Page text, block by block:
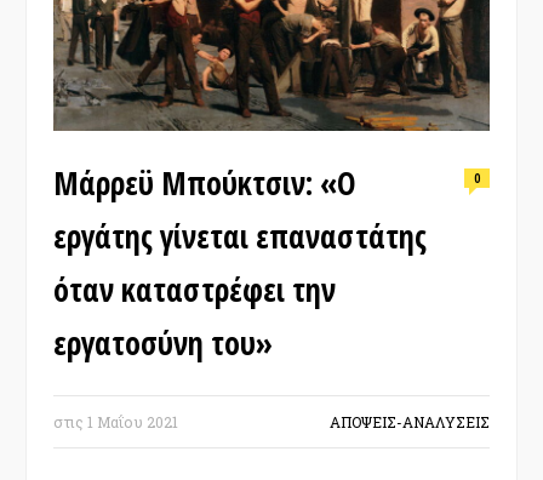
Μάρρεϋ Μπούκτσιν: «O
εργάτης γίνεται επαναστάτης
όταν καταστρέφει την
εργατοσύνη του»
0
στις 1 Μαΐου 2021 ΑΠΟΨΕΙΣ-ΑΝΑΛΥΣΕΙΣ